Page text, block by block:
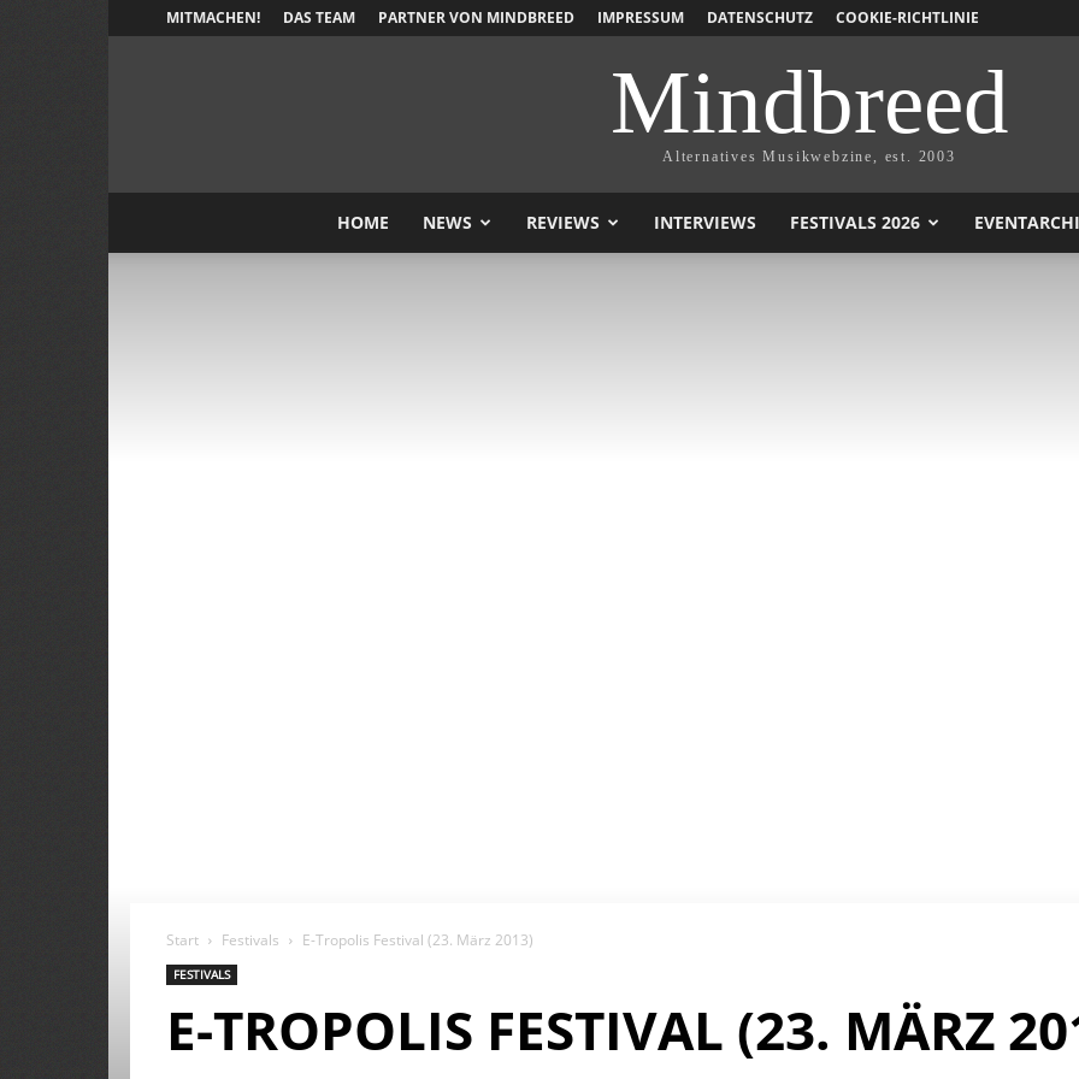
MITMACHEN! DAS TEAM PARTNER VON MINDBREED IMPRESSUM DATENSCHUTZ COOKIE-RICHTLINIE
Mindbreed
Alternatives Musikwebzine, est. 2003
HOME NEWS REVIEWS INTERVIEWS FESTIVALS 2026
Start Festivals E-Tropolis Festival (23. März 2013)
FESTIVALS
E-TROPOLIS FESTIVAL (23. MÄRZ